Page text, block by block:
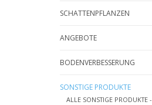
SCHATTENPFLANZEN
ANGEBOTE
BODENVERBESSERUNG
SONSTIGE PRODUKTE
ALLE SONSTIGE PRODUKTE -